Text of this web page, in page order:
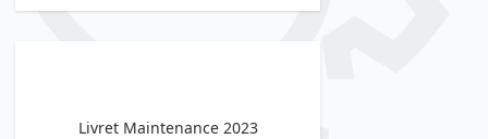
Livret Maintenance 2023